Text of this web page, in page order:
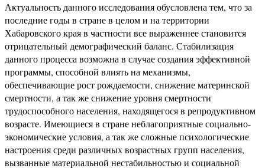
Актуальность данного исследования обусловлена тем, что за
последние годы в стране в целом и на территории
Хабаровского края в частности все выраженнее становится
отрицательный демографический баланс. Стабилизация
данного процесса возможна в случае создания эффективной
программы, способной влиять на механизмы,
обеспечивающие рост рождаемости, снижение материнской
смертности, а так же снижение уровня смертности
трудоспособного населения, находящегося в репродуктивном
возрасте. Имеющиеся в стране неблагоприятные социально-
экономические условия, а так же сложные психологические
настроения среди различных возрастных групп населения,
вызванные материальной нестабильностью и социальной